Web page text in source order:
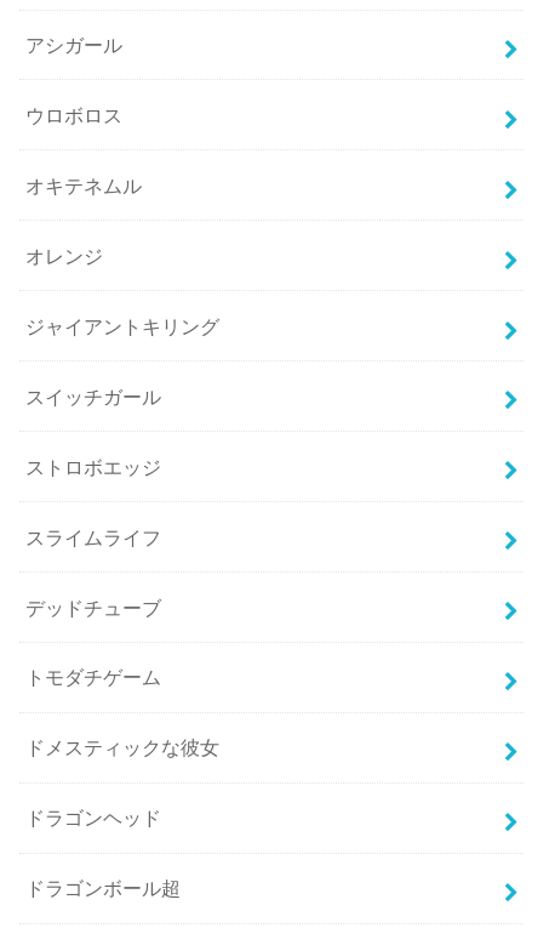
アシガール
ウロボロス
オキテネムル
オレンジ
ジャイアントキリング
スイッチガール
ストロボエッジ
スライムライフ
デッドチューブ
トモダチゲーム
ドメスティックな彼女
ドラゴンヘッド
ドラゴンボール超